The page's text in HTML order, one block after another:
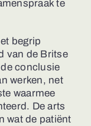
te
begrip
van de Britse
conclusie
werken, net
waarmee
De arts
wat de patiënt